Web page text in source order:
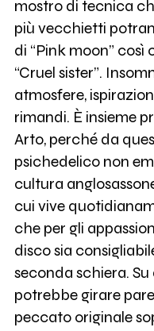
mostro di tecnica
più vecchietti
di “Pink moon” così
“Cruel sister”.
atmosfere,
rimandi. È insieme
Arto, perché da
psichedelico non
cultura
cui vive
che per gli
disco sia
seconda schiera.
potrebbe girare
peccato originale